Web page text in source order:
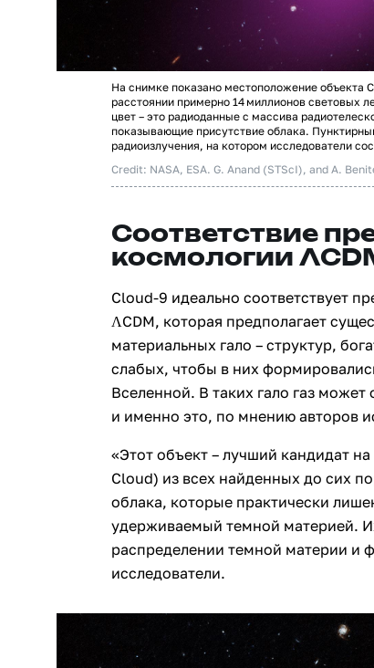
На снимке показано местоположение объекта
расстоянии примерно 14 миллионов световых
цвет – это радиоданные с массива
показывающие присутствие облака.
радиоизлучения, на котором исследователи
Credit: NASA, ESA. G. Anand (STScI), and A.
Соответствие
космологии
Cloud‑9 идеально соответствует
ΛCDM, которая предполагает
материальных гало – структур,
слабых, чтобы в них
Вселенной. В таких гало газ
и именно это, по мнению авторов
«Этот объект – лучший кандидат
Cloud) из всех найденных до сих
облака, которые практически
удерживаемый темной материей.
распределении темной материи и
исследователи.